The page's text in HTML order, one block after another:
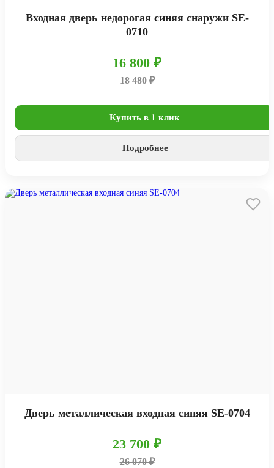
Входная дверь недорогая синяя снаружи SE-
0710
16 800 ₽
18 480 ₽
Купить в 1 клик
Подробнее
Дверь металлическая входная синяя SE-0704
23 700 ₽
26 070 ₽